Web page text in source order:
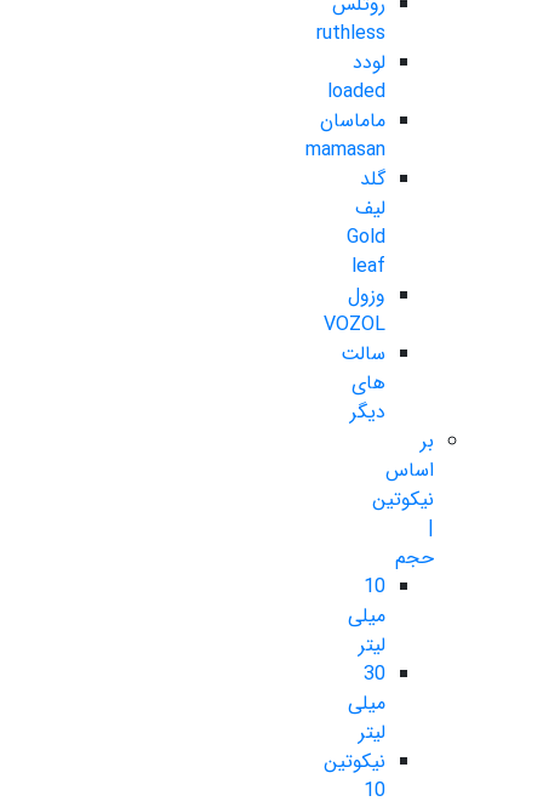
ruthless
لودد
loaded
ماماسان
mamasan
گلد
لیف
Gold
leaf
وزول
VOZOL
سالت
های
دیگر
بر
اساس
نیکوتین
|
حجم
10
میلی
لیتر
30
میلی
لیتر
نیکوتین
10